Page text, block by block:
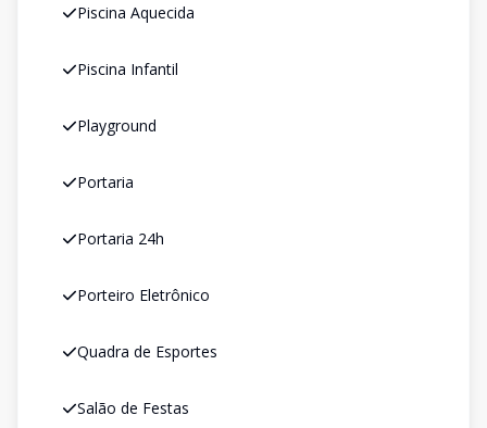
Piscina Aquecida
Piscina Infantil
Playground
Portaria
Portaria 24h
Porteiro Eletrônico
Quadra de Esportes
Salão de Festas